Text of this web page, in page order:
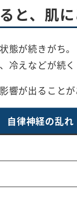
と、肌
態が続きがち。
冷えなどが続
響が出ることが
自律神経の乱れ